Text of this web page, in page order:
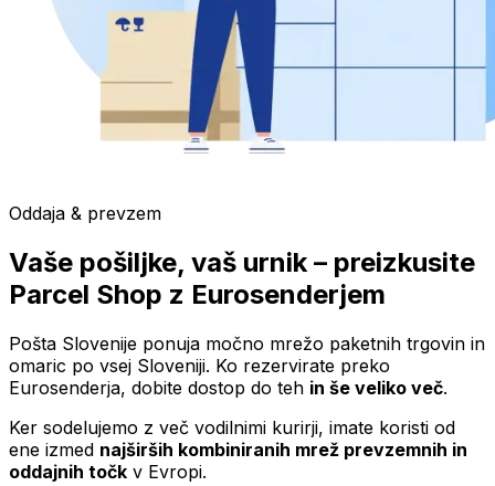
Oddaja & prevzem
Vaše pošiljke, vaš urnik – preizkusite
Parcel Shop z Eurosenderjem
Pošta Slovenije ponuja močno mrežo paketnih trgovin in
omaric po vsej Sloveniji. Ko rezervirate preko
Eurosenderja, dobite dostop do teh in še veliko več.
Ker sodelujemo z več vodilnimi kurirji, imate koristi od
ene izmed najširših kombiniranih mrež prevzemnih in
oddajnih točk v Evropi.